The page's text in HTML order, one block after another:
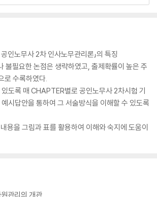
인노무사 2차 인사노무관리론」의 특징
불필요한 논점은 생략하였고, 출제확률이 높은 주
로 수록하였다.
도록 매 CHAPTER별로 공인노무사 2차시험 기
시답안을 통하여 그 서술방식을 이해할 수 있도록
용을 그림과 표를 활용하여 이해와 숙지에 도움이
관리의 개관